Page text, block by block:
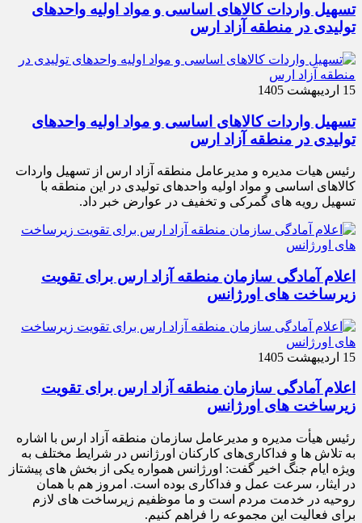
تسهیل واردات کالاهای اساسی و مواد اولیه واحدهای
تولیدی در منطقه آزاد ارس
15 اردیبهشت 1405
تسهیل واردات کالاهای اساسی و مواد اولیه واحدهای
تولیدی در منطقه آزاد ارس
رئیس هیات مدیره و مدیرعامل منطقه آزاد ارس از تسهیل واردات
کالاهای اساسی و مواد اولیه واحدهای تولیدی در این منطقه با
تسهیل رویه های گمرکی و تخفیف در عوارض خبر داد.
اعلام آمادگی سازمان منطقه آزاد ارس برای تقویت
زیرساخت‌ های اورژانس
15 اردیبهشت 1405
اعلام آمادگی سازمان منطقه آزاد ارس برای تقویت
زیرساخت‌ های اورژانس
رئیس هیأت‌ مدیره و مدیرعامل سازمان منطقه آزاد ارس با اشاره
به تلاش‌ ها و فداکاری‌های کارکنان اورژانس در شرایط مختلف به‌
ویژه ایام جنگ اخیر گفت: اورژانس همواره یکی از بخش‌ های پیشتاز
در ایثار، سرعت‌ عمل و فداکاری بوده است. امروز هم با همان
روحیه در خدمت مردم است و ما موظفیم زیرساخت‌ های لازم
برای فعالیت این مجموعه را فراهم کنیم.